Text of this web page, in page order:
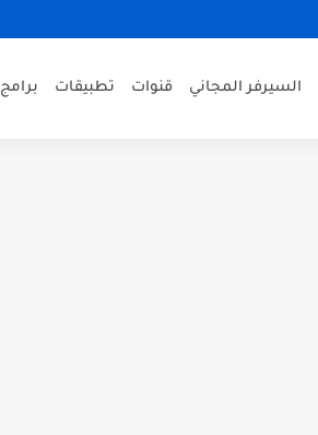
السيرفر المجاني قنوات تطبيقات برامج